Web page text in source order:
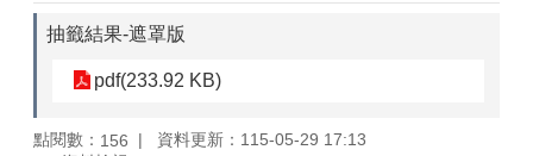
資
(Disaster
and
response)
抽籤結果-遮罩版
pdf(233.92 KB)
點閱數： 156
資料更新：115-05-29 17:13